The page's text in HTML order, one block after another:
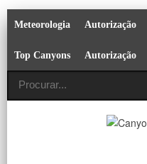
Meteorologia Autorização
Top Canyons Autorização